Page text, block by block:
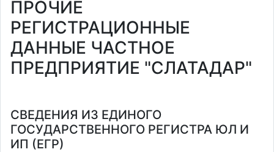
ПРОЧИЕ
РЕГИСТРАЦИОННЫЕ
ДАННЫЕ ЧАСТНОЕ
ПРЕДПРИЯТИЕ "СЛАТАДАР"
СВЕДЕНИЯ ИЗ ЕДИНОГО
ГОСУДАРСТВЕННОГО РЕГИСТРА ЮЛ И
ИП (ЕГР)